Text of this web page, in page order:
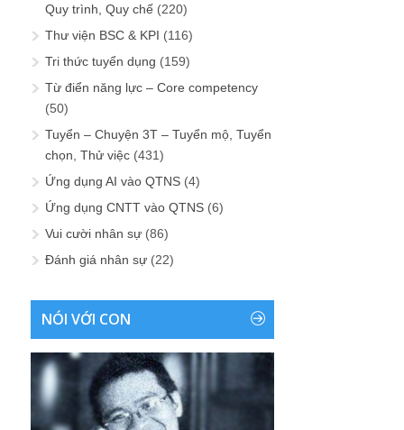
Quy trình, Quy chế (220)
Thư viện BSC & KPI (116)
Tri thức tuyển dụng (159)
Từ điển năng lực – Core competency
(50)
Tuyển – Chuyện 3T – Tuyển mộ, Tuyển
chọn, Thử việc (431)
Ứng dụng AI vào QTNS (4)
Ứng dụng CNTT vào QTNS (6)
Vui cười nhân sự (86)
Đánh giá nhân sự (22)
NÓI VỚI CON